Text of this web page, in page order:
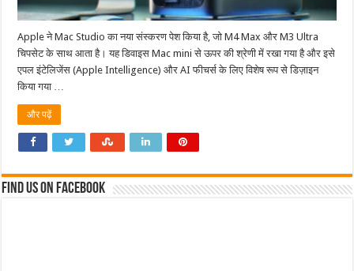
Apple ने Mac Studio का नया संस्करण पेश किया है, जो M4 Max और M3 Ultra
चिपसेट के साथ आता है। यह डिवाइस Mac mini से ऊपर की श्रेणी में रखा गया है और इसे
एपल इंटेलिजेंस (Apple Intelligence) और AI फीचर्स के लिए विशेष रूप से डिज़ाइन
किया गया …
और पढ़ें
Find us on Facebook